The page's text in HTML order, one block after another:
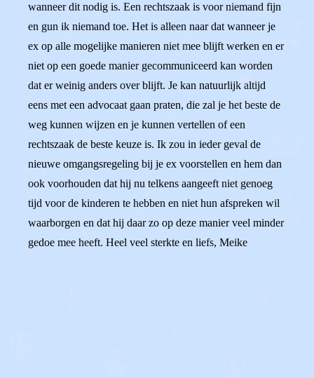
wanneer dit nodig is. Een rechtszaak is voor niemand fijn
en gun ik niemand toe. Het is alleen naar dat wanneer je
ex op alle mogelijke manieren niet mee blijft werken en er
niet op een goede manier gecommuniceerd kan worden
dat er weinig anders over blijft. Je kan natuurlijk altijd
eens met een advocaat gaan praten, die zal je het beste de
weg kunnen wijzen en je kunnen vertellen of een
rechtszaak de beste keuze is. Ik zou in ieder geval de
nieuwe omgangsregeling bij je ex voorstellen en hem dan
ook voorhouden dat hij nu telkens aangeeft niet genoeg
tijd voor de kinderen te hebben en niet hun afspreken wil
waarborgen en dat hij daar zo op deze manier veel minder
gedoe mee heeft. Heel veel sterkte en liefs, Meike